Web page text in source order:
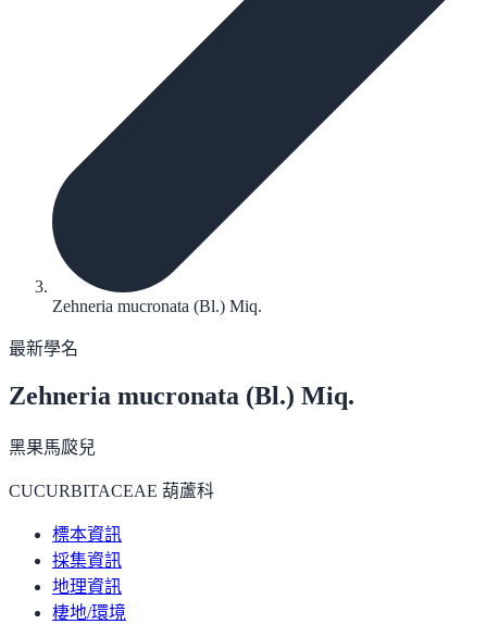
Zehneria mucronata (Bl.) Miq.
最新學名
Zehneria mucronata (Bl.) Miq.
黑果馬㼎兒
CUCURBITACEAE 葫蘆科
標本資訊
採集資訊
地理資訊
棲地/環境